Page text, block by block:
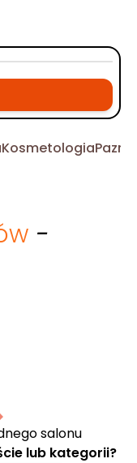
Kosmetologia
-
salonu
lub kategorii?